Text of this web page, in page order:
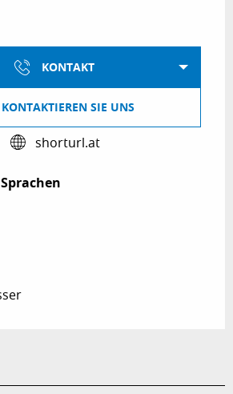
KONTAKT
KONTAKTIEREN SIE UNS
shorturl.at